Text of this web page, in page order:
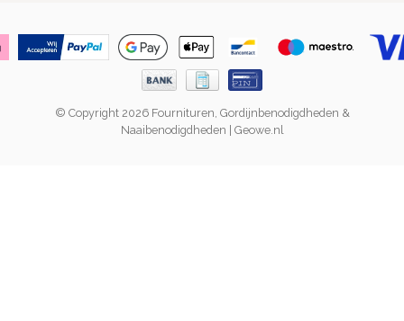
© Copyright 2026 Fournituren, Gordijnbenodigdheden &
Naaibenodigdheden | Geowe.nl